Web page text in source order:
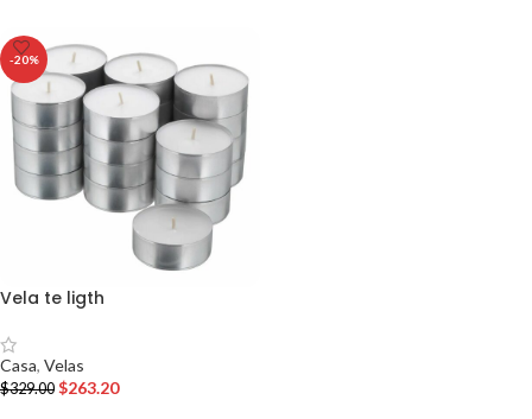
-20%
Vela te ligth
Casa, Velas
$329.00 $263.20